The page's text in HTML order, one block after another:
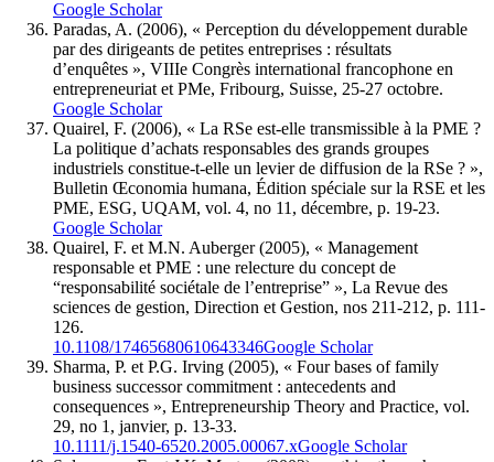
Google Scholar
Paradas, A. (2006), « Perception du développement durable
par des dirigeants de petites entreprises : résultats
d’enquêtes », VIIIe Congrès international francophone en
entrepreneuriat et PMe, Fribourg, Suisse, 25-27 octobre.
Google Scholar
Quairel, F. (2006), « La RSe est-elle transmissible à la PME ?
La politique d’achats responsables des grands groupes
industriels constitue-t-elle un levier de diffusion de la RSe ? »,
Bulletin Œconomia humana, Édition spéciale sur la RSE et les
PME, ESG, UQAM, vol. 4, no 11, décembre, p. 19-23.
Google Scholar
Quairel, F. et M.N. Auberger (2005), « Management
responsable et PME : une relecture du concept de
“responsabilité sociétale de l’entreprise” », La Revue des
sciences de gestion, Direction et Gestion, nos 211-212, p. 111-
126.
10.1108/17465680610643346Google Scholar
Sharma, P. et P.G. Irving (2005), « Four bases of family
business successor commitment : antecedents and
consequences », Entrepreneurship Theory and Practice, vol.
29, no 1, janvier, p. 13-33.
10.1111/j.1540-6520.2005.00067.xGoogle Scholar